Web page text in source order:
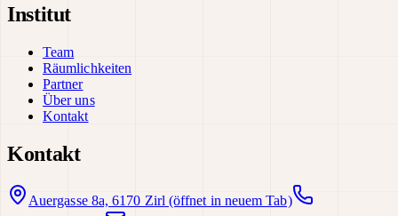
Institut
Team
Räumlichkeiten
Partner
Über uns
Kontakt
Kontakt
Auergasse 8a, 6170 Zirl (öffnet in neuem Tab)